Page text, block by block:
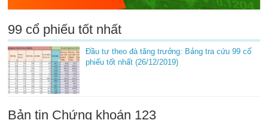
99 cổ phiếu tốt nhất
Đầu tư theo đà tăng trưởng: Bảng tra cứu 99 cổ
phiếu tốt nhất (26/12/2019)
Bản tin Chứng khoán 123